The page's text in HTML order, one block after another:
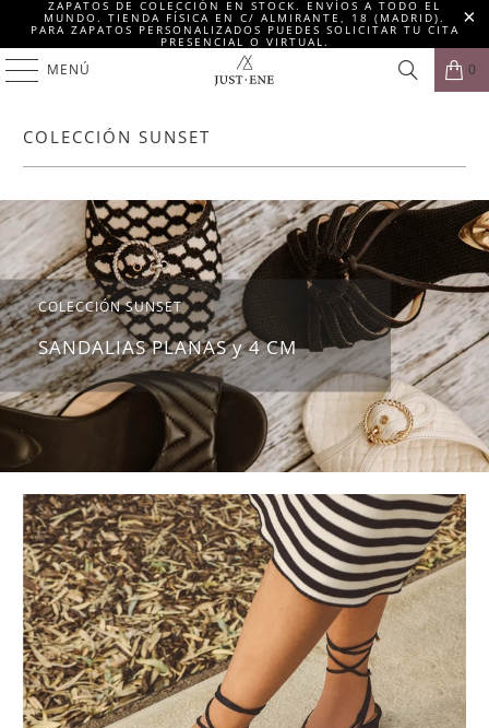
ZAPATOS DE COLECCIÓN EN STOCK. ENVÍOS A TODO EL
MUNDO. TIENDA FÍSICA EN C/ ALMIRANTE, 18 (MADRID).
PARA ZAPATOS PERSONALIZADOS PUEDES SOLICITAR TU CITA
PRESENCIAL O VIRTUAL.
MENÚ 0
COLECCIÓN SUNSET
COLECCIÓN SUNSET
SANDALIAS PLANAS y 4 CM